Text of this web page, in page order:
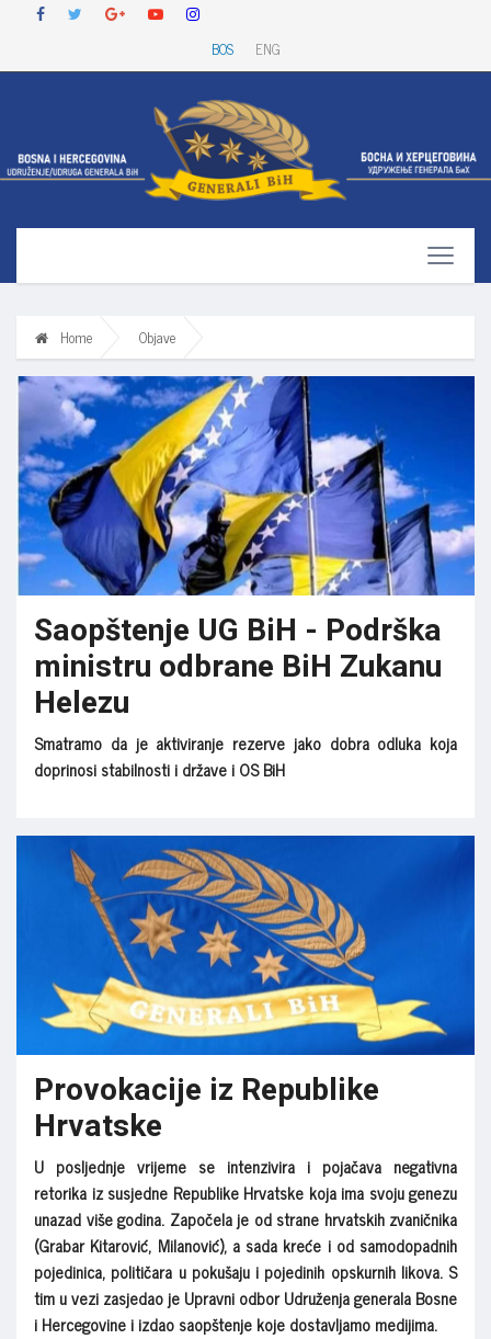
BOS ENG
Home Objave
Saopštenje UG BiH - Podrška
ministru odbrane BiH Zukanu
Helezu
Smatramo da je aktiviranje rezerve jako dobra odluka koja
doprinosi stabilnosti i države i OS BiH
Provokacije iz Republike
Hrvatske
U posljednje vrijeme se intenzivira i pojačava negativna
retorika iz susjedne Republike Hrvatske koja ima svoju genezu
unazad više godina. Započela je od strane hrvatskih zvaničnika
(Grabar Kitarović, Milanović), a sada kreće i od samodopadnih
pojedinica, političara u pokušaju i pojedinih opskurnih likova. S
tim u vezi zasjedao je Upravni odbor Udruženja generala Bosne
i Hercegovine i izdao saopštenje koje dostavljamo medijima.